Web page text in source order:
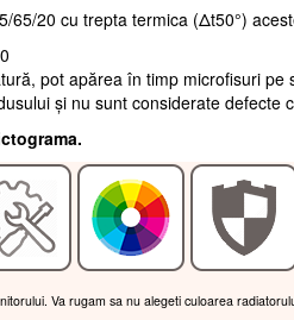
65/20 cu trepta termica (Δt50°)
pot apărea în timp microfisuri
și nu sunt considerate defecte
Va rugam sa nu alegeti culoarea